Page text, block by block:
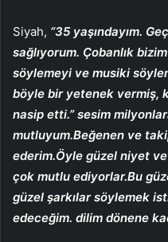
Siyah, “35 yaşındayım.
sağlıyorum. Çobanlık
söylemeyi ve musiki
böyle bir yetenek vermiş,
nasip etti.” sesim
mutluyum.Beğenen ve
ederim.Öyle güzel niyet
çok mutlu ediyorlar.Bu
güzel şarkılar söylemek
edeceğim. dilim dönene